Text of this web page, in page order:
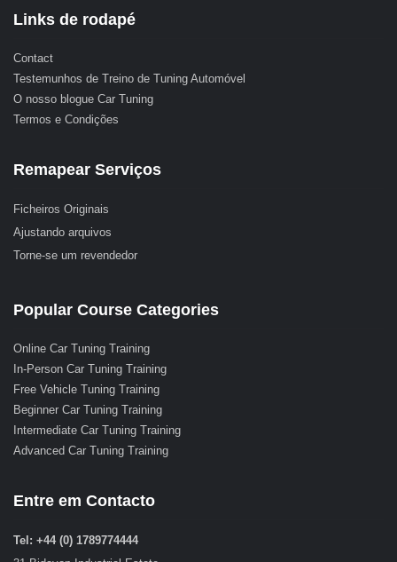
Links de rodapé
Contact
Testemunhos de Treino de Tuning Automóvel
O nosso blogue Car Tuning
Termos e Condições
Remapear Serviços
Ficheiros Originais
Ajustando arquivos
Torne-se um revendedor
Popular Course Categories
Online Car Tuning Training
In-Person Car Tuning Training
Free Vehicle Tuning Training
Beginner Car Tuning Training
Intermediate Car Tuning Training
Advanced Car Tuning Training
Entre em Contacto
Tel: +44 (0) 1789774444